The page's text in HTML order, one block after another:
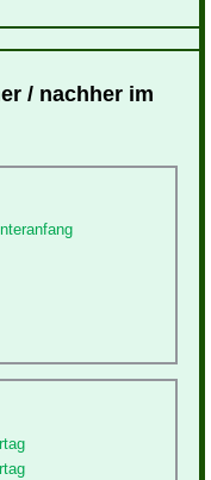
/ nachher im